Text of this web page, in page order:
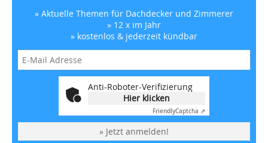
» Aktuelle Themen für Dachdecker und Zimmerer
» 12 x im Jahr
» kostenlos & jederzeit kündbar
Anti-Roboter-Verifizierung
Hier klicken
FriendlyCaptcha ⇗
» Jetzt anmelden!